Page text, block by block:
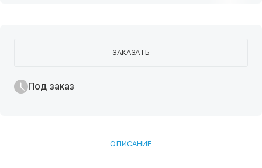
ЗАКАЗАТЬ
Под заказ
ОПИСАНИЕ